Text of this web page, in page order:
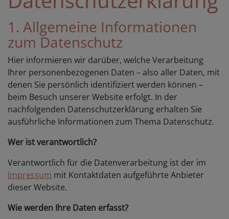
1. Allgemeine Informationen
zum Datenschutz
Hier informieren wir darüber, welche Verarbeitung
Ihrer personenbezogenen Daten – also aller Daten, mit
denen Sie persönlich identifiziert werden können –
beim Besuch unserer Website erfolgt. In der
nachfolgenden Datenschutzerklärung erhalten Sie
ausführliche Informationen zum Thema Datenschutz.
Wer ist verantwortlich?
Verantwortlich für die Datenverarbeitung ist der im
Impressum mit Kontaktdaten aufgeführte Anbieter
dieser Website.
Wie werden Ihre Daten erfasst?